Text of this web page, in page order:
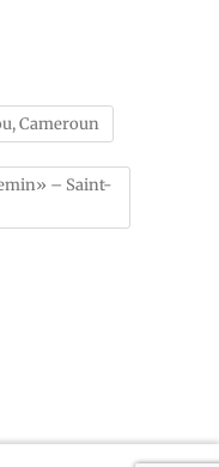
Cameroun
– Saint-